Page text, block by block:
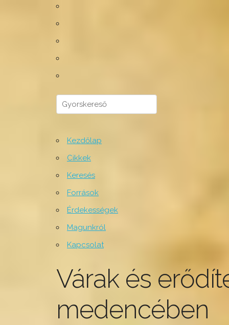
Kezdőlap
Cikkek
Keresés
Források
Érdekességek
Magunkról
Kapcsolat
Várak és
medencében